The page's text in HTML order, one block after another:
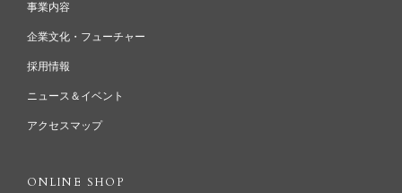
事業内容
企業文化・フューチャー
採用情報
ニュース＆イベント
アクセスマップ
ONLINE SHOP